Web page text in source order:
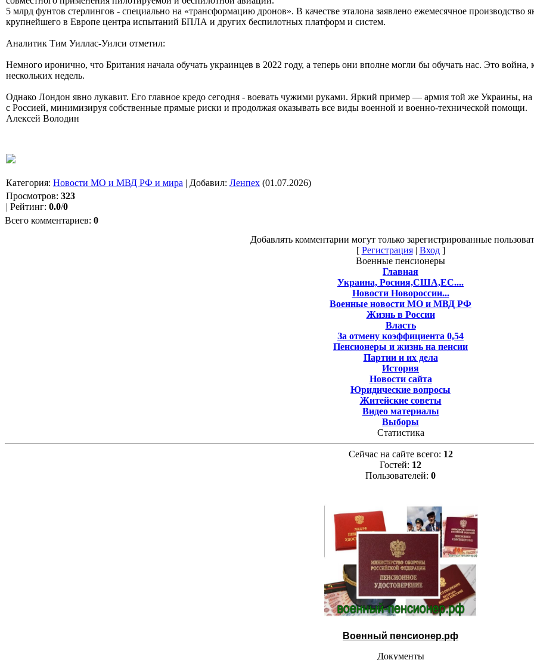
5 млрд фунтов стерлингов - специально на «трансформацию дронов». В качестве эталона заявлено ежемесячное
крупнейшего в Европе центра испытаний БПЛА и других беспилотных платформ и систем.
Аналитик Тим Уиллас-Уилси отметил:
Немного иронично, что Британия начала обучать украинцев в 2022 году, а теперь они вполне могли бы обучать нас. Это
нескольких недель.
Однако Лондон явно лукавит. Его главное кредо сегодня - воевать чужими руками. Яркий пример — армия той же Украины,
с Россией, минимизируя собственные прямые риски и продолжая оказывать все виды военной и военно-технической помощи.
Алексей Володин
Категория: Новости МО и МВД РФ и мира | Добавил: Ленпех (01.07.2026)
Просмотров: 323
| Рейтинг: 0.0/0
Всего комментариев: 0
Добавлять комментарии могут только зарегистрированные
[ Регистрация| Вход]
Военные пенсионеры
Главная
Украина, Росиия,США,ЕС....
Новости Новороссии...
Военные новости МО и МВД РФ
Жизнь в России
Власть
За отмену коэффициента 0,54
Пенсионеры и жизнь на пенсии
Партии и их дела
История
Новости сайта
Юридические вопросы
Житейские советы
Видео материалы
Выборы
Статистика
Сейчас на сайте всего: 12
Гостей: 12
Пользователей: 0
Военный пенсионер.рф
Документы